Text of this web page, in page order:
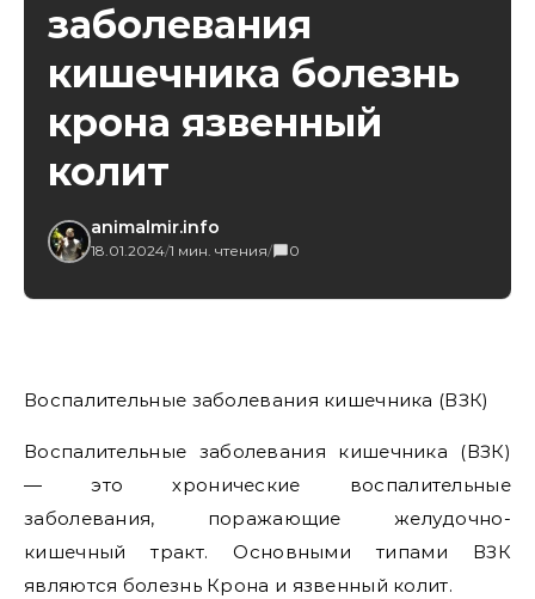
заболевания
кишечника болезнь
крона язвенный
колит
animalmir.info
18.01.2024/1 мин. чтения/ 0
Воспалительные заболевания кишечника (ВЗК)
Воспалительные заболевания кишечника (ВЗК)
— это хронические воспалительные
заболевания, поражающие желудочно-
кишечный тракт. Основными типами ВЗК
являются болезнь Крона и язвенный колит.